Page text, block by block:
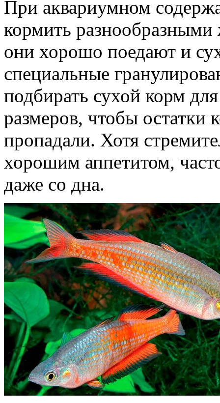
При аквариумном
кормить
они хорошо поедают и
специальные
подбирать сухой корм
размеров, чтобы остатки
пропадали. Хотя
хорошим аппетитом,
даже со дна.